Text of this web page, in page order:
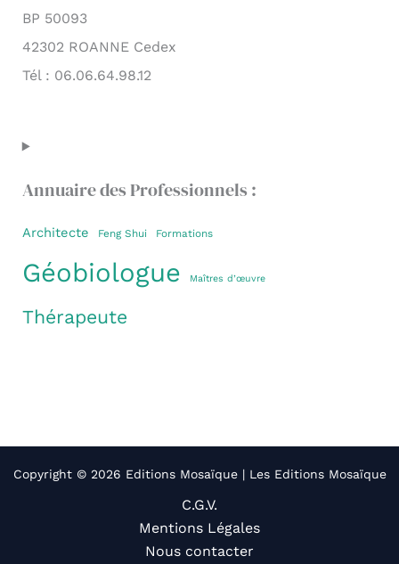
BP 50093
42302 ROANNE Cedex
Tél : 06.06.64.98.12
Annuaire des Professionnels :
Architecte Feng Shui Formations
Géobiologue Maîtres d’œuvre
Thérapeute
Copyright © 2026 Editions Mosaïque | Les Editions Mosaïque
C.G.V.
Mentions Légales
Nous contacter